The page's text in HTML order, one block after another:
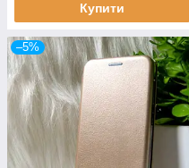
Купити
–5%